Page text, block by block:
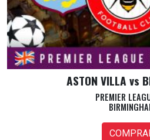
ASTON VILLA vs
PREMIER